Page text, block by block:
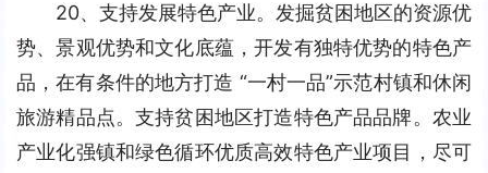
20、支持发展特色产业。发掘贫困地区的资源优
势、景观优势和文化底蕴，开发有独特优势的特色产
品，在有条件的地方打造 “一村一品”示范村镇和休闲
旅游精品点。支持贫困地区打造特色产品品牌。农业
产业化强镇和绿色循环优质高效特色产业项目，尽可